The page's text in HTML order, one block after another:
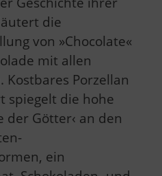
die
von »Chocolate«
mit allen
Kostbares Porzellan
spiegelt die hohe
der Götter‹ an den
ein